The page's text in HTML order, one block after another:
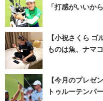
「打感がいいか
【小祝さくら
ものは魚、ナマ
【今月のプレゼ
トゥルーテンパ